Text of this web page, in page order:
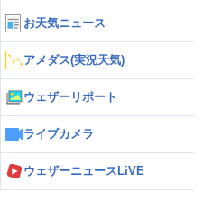
お天気ニュース
アメダス(実況天気)
ウェザーリポート
ライブカメラ
ウェザーニュースLiVE